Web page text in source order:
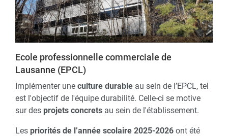
Ecole professionnelle commerciale de
Lausanne (EPCL)
Implémenter une culture durable au sein de l’EPCL, tel
est l'objectif de l'équipe durabilité. Celle-ci se motive
sur des projets concrets au sein de l'établissement.
Les priorités de l’année scolaire 2025-2026 ont été